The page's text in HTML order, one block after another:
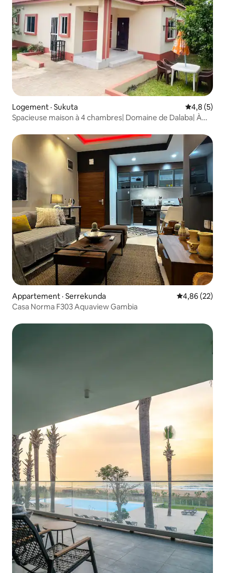
Logement · Sukuta Note
4,8 (5)
Spacieuse maison à 4 chambres| Domaine de Dalaba| À
Appartement · Serrekunda Note
4,86 (22)
Casa Norma F303 Aquaview Gambia